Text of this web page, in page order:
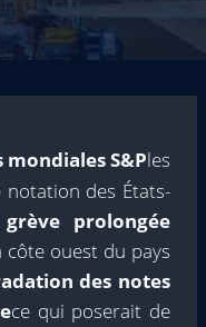
S&Ples
des États-
prolongée
côte ouest du pays
des notes
ce qui poserait de